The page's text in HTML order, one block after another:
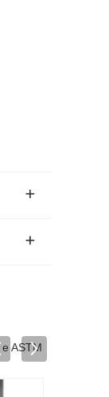
ASTM